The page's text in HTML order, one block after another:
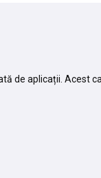
de aplicații.